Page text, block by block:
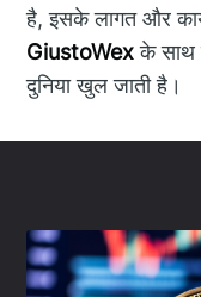
है, इसके लागत और
GiustoWexके साथ
दुनिया खुल जाती है।